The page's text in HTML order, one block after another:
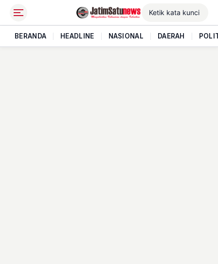
BERANDA HEADLINE NASIONAL DAERAH